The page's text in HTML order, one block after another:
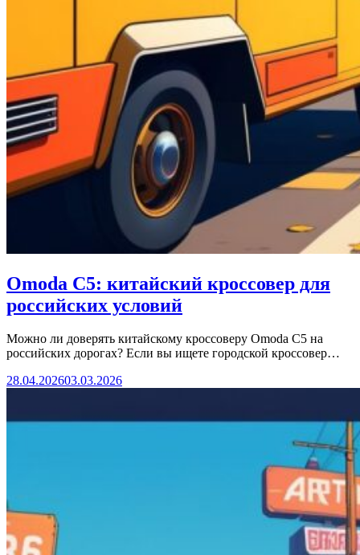
Omoda C5: китайский кроссовер для
российских условий
Можно ли доверять китайскому кроссоверу Omoda C5 на
российских дорогах? Если вы ищете городской кроссовер…
28.04.202603.03.2026